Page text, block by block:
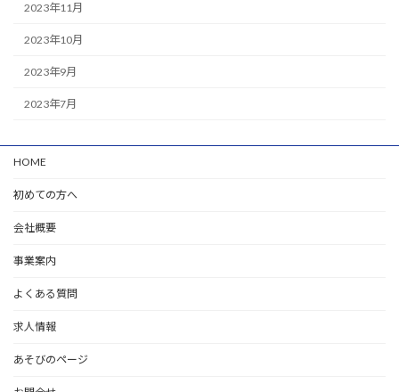
2023年11月
2023年10月
2023年9月
2023年7月
HOME
初めての方へ
会社概要
事業案内
よくある質問
求人情報
あそびのページ